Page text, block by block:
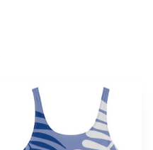
Questo
prodotto